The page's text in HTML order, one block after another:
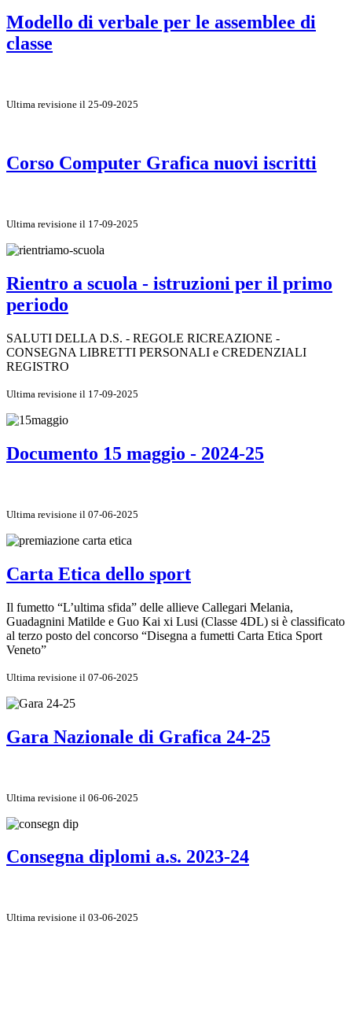
Modello di verbale per le assemblee di
classe
Ultima revisione il 25-09-2025
Corso Computer Grafica nuovi iscritti
Ultima revisione il 17-09-2025
Rientro a scuola - istruzioni per il primo
periodo
SALUTI DELLA D.S. - REGOLE RICREAZIONE -
CONSEGNA LIBRETTI PERSONALI e CREDENZIALI
REGISTRO
Ultima revisione il 17-09-2025
Documento 15 maggio - 2024-25
Ultima revisione il 07-06-2025
Carta Etica dello sport
Il fumetto “L’ultima sfida” delle allieve Callegari Melania,
Guadagnini Matilde e Guo Kai xi Lusi (Classe 4DL) si è classificato
al terzo posto del concorso “Disegna a fumetti Carta Etica Sport
Veneto”
Ultima revisione il 07-06-2025
Gara Nazionale di Grafica 24-25
Ultima revisione il 06-06-2025
Consegna diplomi a.s. 2023-24
Ultima revisione il 03-06-2025